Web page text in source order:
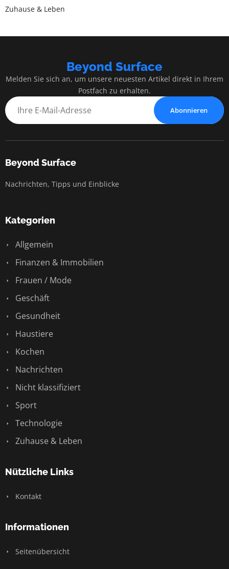
Zuhause & Leben
Beyond Surface
Melden Sie sich an, um unsere neuesten Artikel direkt in Ihrem
Postfach zu erhalten.
Abonnieren
Beyond Surface
Nachrichten, Tipps und Einblicke
Kategorien
Allgemein
Finanzen & Immobilien
Frauen / Mode
Geschäft
Gesundheit
Haustiere
Kochen
Nachrichten
Nicht klassifiziert
Sport
Technologie
Zuhause & Leben
Nützliche Links
Kontakt
Informationen
Seitenübersicht